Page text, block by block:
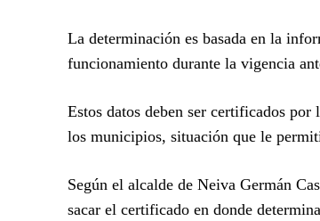
La determinación es basada en la
funcionamiento durante la vigencia
Estos datos deben ser certificados
los municipios, situación que le
Según el alcalde de Neiva Germán
sacar el certificado en donde